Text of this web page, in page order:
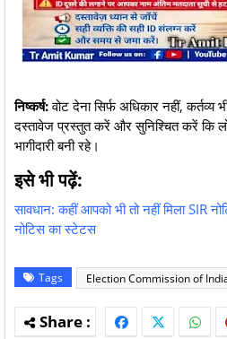
निष्कर्ष:वोट देना सिर्फ अधिकार नहीं,
दस्तावेज प्रस्तुत करें और सुनिश्चित करें कि
भागीदारी बनी रहे।
इसे भी पढ़ें:
सावधान: कहीं आपको भी तो नहीं मिला SIR
नोटिस का स्टेटस
Tags Election Commission of